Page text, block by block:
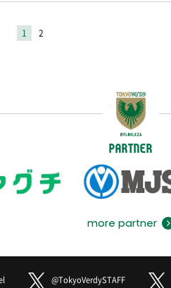
1 2
PARTNER
more partner
@TokyoVerdySTAFF